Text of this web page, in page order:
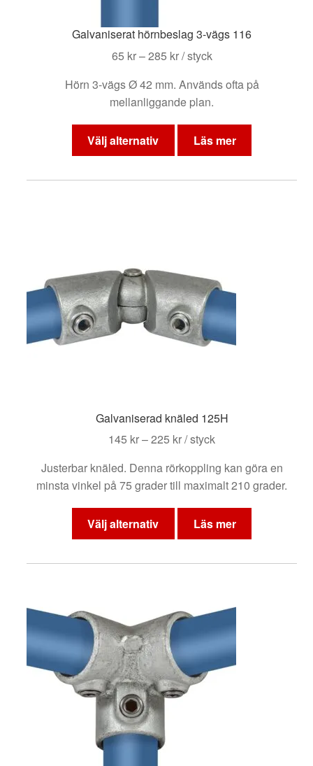
Galvaniserat hörnbeslag 3-vägs 116
65 kr–285 krPrisintervall:
till
285 kr
/ styck
Hörn 3-vägs Ø 42 mm. Används ofta på
mellanliggande plan.
Välj alternativ
produkten
kan
väljas
på
produktsidan
Läs mer
Galvaniserad knäled 125H
145 kr–225 krPrisintervall:
till
225 kr
/ styck
Justerbar knäled. Denna rörkoppling kan göra en
minsta vinkel på 75 grader till maximalt 210 grader.
Välj alternativ
produkten
De
olika
alternativen
kan
väljas
på
Läs mer